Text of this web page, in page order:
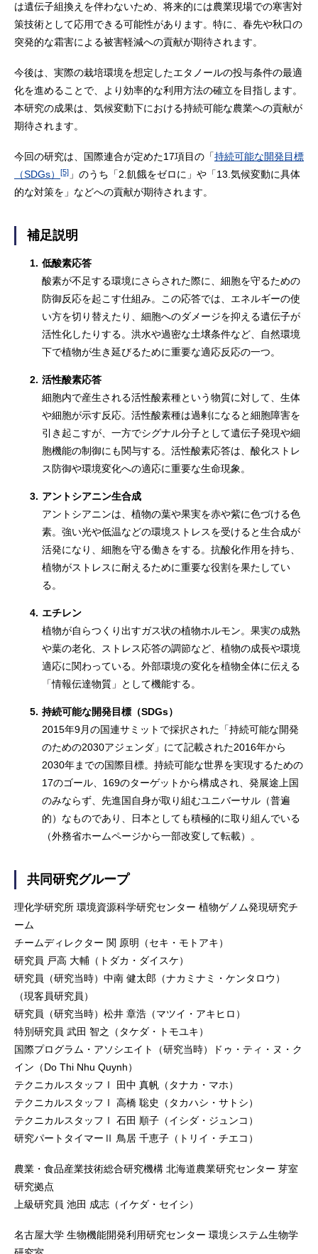
は遺伝子組換えを伴わないため、将来的には農業現場での寒害対
策技術として応用できる可能性があります。特に、春先や秋口の
突発的な霜害による被害軽減への貢献が期待されます。
今後は、実際の栽培環境を想定したエタノールの投与条件の最適
化を進めることで、より効率的な利用方法の確立を目指します。
本研究の成果は、気候変動下における持続可能な農業への貢献が
期待されます。
今回の研究は、国際連合が定めた17項目の「持続可能な開発目標
（SDGs）
[5] 」のうち「2.飢餓をゼロに」や「13.気候変動に具体
的な対策を」などへの貢献が期待されます。
補足説明
1. 低酸素応答
酸素が不足する環境にさらされた際に、細胞を守るための
防御反応を起こす仕組み。この応答では、エネルギーの使
い方を切り替えたり、細胞へのダメージを抑える遺伝子が
活性化したりする。洪水や過密な土壌条件など、自然環境
下で植物が生き延びるために重要な適応反応の一つ。
2. 活性酸素応答
細胞内で産生される活性酸素種という物質に対して、生体
や細胞が示す反応。活性酸素種は過剰になると細胞障害を
引き起こすが、一方でシグナル分子として遺伝子発現や細
胞機能の制御にも関与する。活性酸素応答は、酸化ストレ
ス防御や環境変化への適応に重要な生命現象。
3. アントシアニン生合成
アントシアニンは、植物の葉や果実を赤や紫に色づける色
素。強い光や低温などの環境ストレスを受けると生合成が
活発になり、細胞を守る働きをする。抗酸化作用を持ち、
植物がストレスに耐えるために重要な役割を果たしてい
る。
4. エチレン
植物が自らつくり出すガス状の植物ホルモン。果実の成熟
や葉の老化、ストレス応答の調節など、植物の成長や環境
適応に関わっている。外部環境の変化を植物全体に伝える
「情報伝達物質」として機能する。
5. 持続可能な開発目標（SDGs）
2015年9月の国連サミットで採択された「持続可能な開発
のための2030アジェンダ」にて記載された2016年から
2030年までの国際目標。持続可能な世界を実現するための
17のゴール、169のターゲットから構成され、発展途上国
のみならず、先進国自身が取り組むユニバーサル（普遍
的）なものであり、日本としても積極的に取り組んでいる
（外務省ホームページから一部改変して転載）。
共同研究グループ
理化学研究所 環境資源科学研究センター 植物ゲノム発現研究チ
ーム
チームディレクター 関 原明（セキ・モトアキ）
研究員 戸高 大輔（トダカ・ダイスケ）
研究員（研究当時）中南 健太郎（ナカミナミ・ケンタロウ）
（現客員研究員）
研究員（研究当時）松井 章浩（マツイ・アキヒロ）
特別研究員 武田 智之（タケダ・トモユキ）
国際プログラム・アソシエイト（研究当時）ドゥ・ティ・ヌ・ク
イン（Do Thi Nhu Quynh）
テクニカルスタッフⅠ 田中 真帆（タナカ・マホ）
テクニカルスタッフⅠ 高橋 聡史（タカハシ・サトシ）
テクニカルスタッフⅠ 石田 順子（イシダ・ジュンコ）
研究パートタイマーⅡ 鳥居 千恵子（トリイ・チエコ）
農業・食品産業技術総合研究機構 北海道農業研究センター 芽室
研究拠点
上級研究員 池田 成志（イケダ・セイシ）
名古屋大学 生物機能開発利用研究センター 環境システム生物学